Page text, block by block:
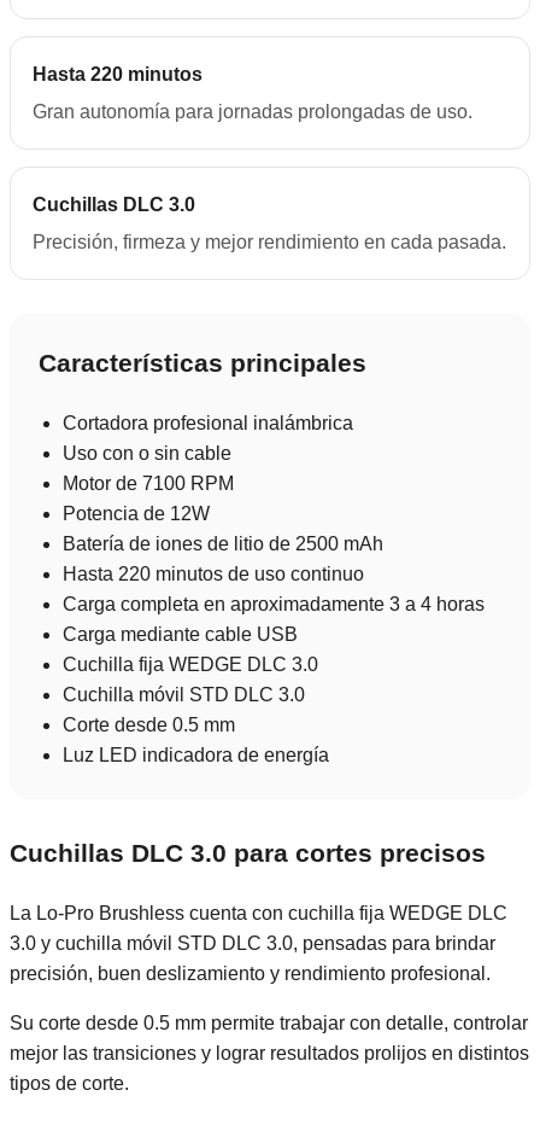
Hasta 220 minutos
Gran autonomía para jornadas prolongadas de uso.
Cuchillas DLC 3.0
Precisión, firmeza y mejor rendimiento en cada pasada.
Características principales
Cortadora profesional inalámbrica
Uso con o sin cable
Motor de 7100 RPM
Potencia de 12W
Batería de iones de litio de 2500 mAh
Hasta 220 minutos de uso continuo
Carga completa en aproximadamente 3 a 4 horas
Carga mediante cable USB
Cuchilla fija WEDGE DLC 3.0
Cuchilla móvil STD DLC 3.0
Corte desde 0.5 mm
Luz LED indicadora de energía
Cuchillas DLC 3.0 para cortes precisos
La Lo-Pro Brushless cuenta con cuchilla fija WEDGE DLC
3.0 y cuchilla móvil STD DLC 3.0, pensadas para brindar
precisión, buen deslizamiento y rendimiento profesional.
Su corte desde 0.5 mm permite trabajar con detalle, controlar
mejor las transiciones y lograr resultados prolijos en distintos
tipos de corte.